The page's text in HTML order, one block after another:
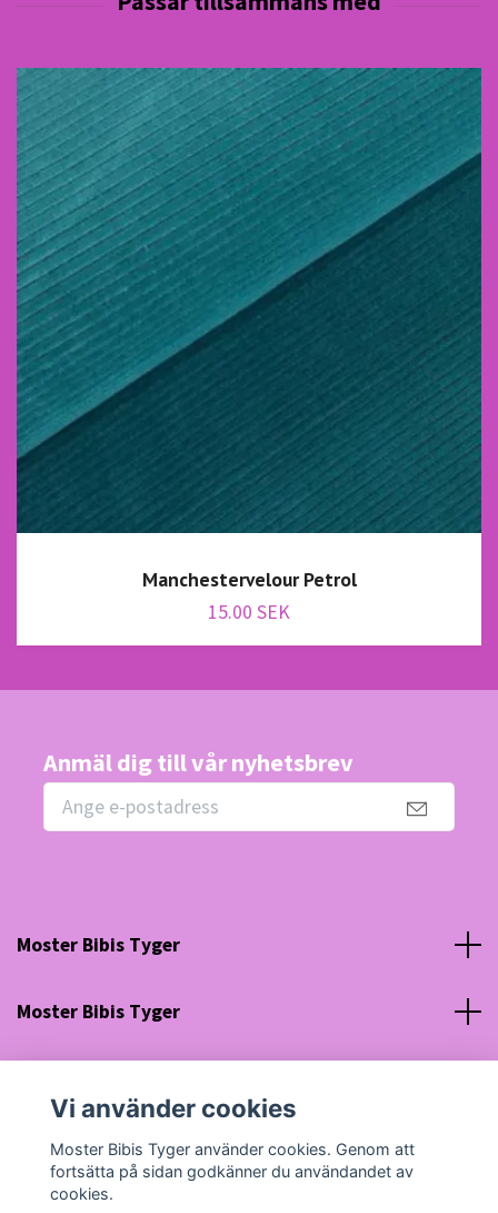
Manchestervelour Petrol
15.00 SEK
Anmäl dig till vår nyhetsbrev
Moster Bibis Tyger
Moster Bibis Tyger
Org nr: 630910-5945
Vi använder cookies
Moster Bibis Tyger använder cookies. Genom att
fortsätta på sidan godkänner du användandet av
cookies.